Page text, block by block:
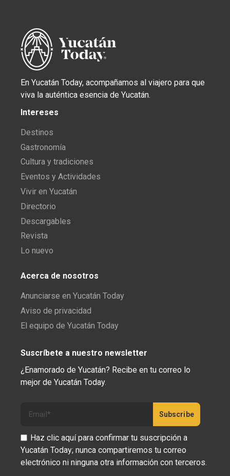
En Yucatán Today, acompañamos al viajero para que
viva la auténtica esencia de Yucatán.
Intereses
Destinos
Gastronomía
Cultura y tradiciones
Eventos y Actividades
Vivir en Yucatán
Directorio
Descargables
Revista
Lo nuevo
Acerca de nosotros
Anunciarse en Yucatán Today
Aviso de privacidad
El equipo de Yucatán Today
Suscríbete a nuestro newsletter
¿Enamorado de Yucatán? Recibe en tu correo lo
mejor de Yucatán Today.
Haz clic aquí para confirmar tu suscripción a
Yucatán Today; nunca compartiremos tu correo
electrónico ni ninguna otra información con terceros.